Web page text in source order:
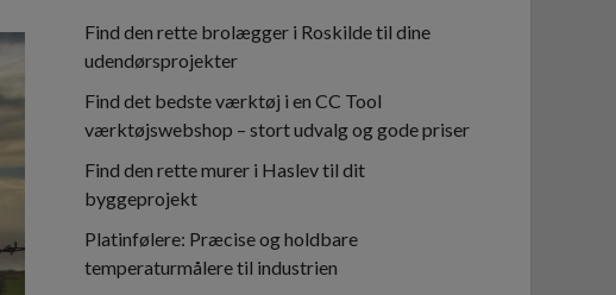
Find den rette brolægger i Roskilde til dine
udendørsprojekter
Find det bedste værktøj i en CC Tool
værktøjswebshop – stort udvalg og gode priser
Find den rette murer i Haslev til dit
byggeprojekt
Platinfølere: Præcise og holdbare
temperaturmålere til industrien